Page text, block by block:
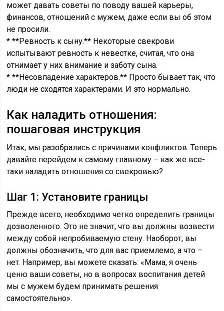
может давать советы по поводу вашей карьеры,
финансов, отношений с мужем, даже если вы об этом
не просили.
* **Ревность к сыну.** Некоторые свекрови
испытывают ревность к невестке, считая, что она
отнимает у них внимание и заботу сына.
* **Несовпадение характеров.** Просто бывает так, что
люди не сходятся характерами. И это нормально.
Как наладить отношения:
пошаговая инструкция
Итак, мы разобрались с причинами конфликтов. Теперь
давайте перейдем к самому главному – как же все-
таки наладить отношения со свекровью?
Шаг 1: Установите границы
Прежде всего, необходимо четко определить границы
дозволенного. Это не значит, что вы должны возвести
между собой непробиваемую стену. Наоборот, вы
должны обозначить, что для вас приемлемо, а что –
нет. Например, вы можете сказать: «Мама, я очень
ценю ваши советы, но в вопросах воспитания детей
мы с мужем будем принимать решения
самостоятельно».